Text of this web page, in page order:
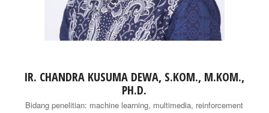
IR. CHANDRA KUSUMA DEWA, S.KOM., M.KOM.,
PH.D.
Bidang penelitian: machine learning, multimedia, reinforcement